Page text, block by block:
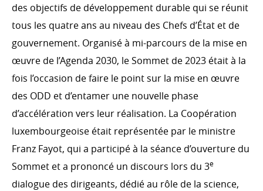
LUXEMBOURGEOISE
Témoignages
des objectifs de développement durable qui se réunit
tous les quatre ans au niveau des Chefs d’État et de
gouvernement. Organisé à mi-parcours de la mise en
œuvre de l’Agenda 2030, le Sommet de 2023 était à la
fois l’occasion de faire le point sur la mise en œuvre
des ODD et d’entamer une nouvelle phase
d’accélération vers leur réalisation. La Coopération
luxembourgeoise était représentée par le ministre
Franz Fayot, qui a participé à la séance d’ouverture du
Sommet et a prononcé un discours lors du 3e
dialogue des dirigeants, dédié au rôle de la science,